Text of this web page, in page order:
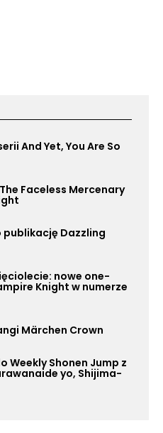
And Yet, You Are So
Faceless Mercenary
publikację Dazzling
nowe one-
Knight w numerze
Märchen Crown
Weekly Shonen Jump z
yo, Shijima-